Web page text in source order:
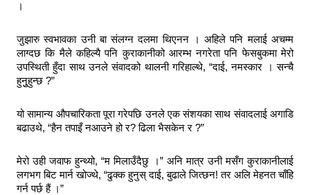
।
जुझारु स्वभावका उनी बा संलग्न दलमा थिएनन । अहिले पनि मलाई अचम्म
लाग्दछ कि मैले कहिल्यै पनि कुराकानीको आरम्भ नगरेता पनि फेसबुकमा मेरो
उपस्थिती हुँदा साथ उनले संवादको थालनी गरिहाल्थे, “दाई, नमस्कार । सन्चै
हुनुुहुन्छ ?”
यो सामान्य औपचारिकता पूरा गरेपछि उनले एक संशयका साथ संवादलाई अगाडि
बढाउथे, “हैन तपाइँ नआउने हो र? ढिला भैसकेन र ?”
मेरो उही जवाफ हुन्थ्यो, “म मिलाउँदैछु ।” अनि मात्र उनी मसँग कुराकानीलाई
लगभग बिट मार्न खोज्थे, “ढुक्क हुनुस् दाई, बुढाले जित्छन! तर अलि मेहनत चाँहि
गर्न पर्छ हैं ।”